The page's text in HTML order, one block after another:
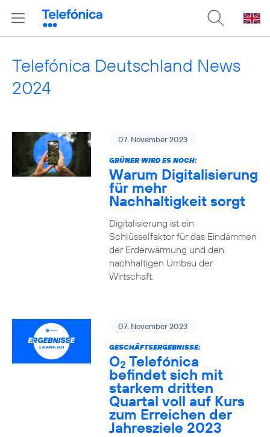
Telefónica Deutschland News
2024
07. November 2023
GRÜNER WIRD ES NOCH:
Warum Digitalisierung
für mehr
Nachhaltigkeit sorgt
Digitalisierung ist ein
Schlüsselfaktor für das Eindämmen
der Erderwärmung und den
nachhaltigen Umbau der
Wirtschaft.
07. November 2023
GESCHÄFTSERGEBNISSE:
O2 Telefónica
befindet sich mit
starkem dritten
Quartal voll auf Kurs
zum Erreichen der
Jahresziele 2023